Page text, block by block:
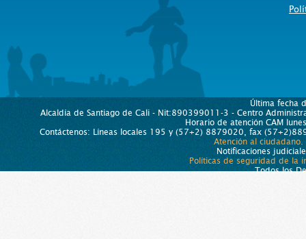
Última fecha
Alcaldía de Santiago de Cali - Nit:890399011-3 - Centro
Horario de atención CAM
Contáctenos: Líneas locales 195 y (57+2) 8879020, fax
Atención al ciudadano.
Notificaciones
Políticas de seguridad de la
Todos los